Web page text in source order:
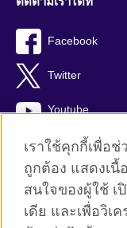
Facebook
Twitter
Youtube
British Council global
Privacy and terms
เราใช้คุกกี้เพื่อช่
ถูกต้อง แสดงเ
สนใจของผู้ใช้
เดีย และเพื่อวิเ